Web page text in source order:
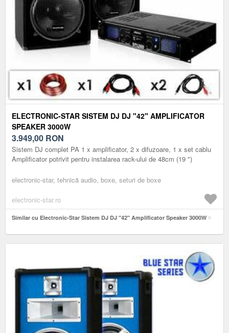
ELECTRONIC-STAR SISTEM DJ DJ "42" AMPLIFICATOR
SPEAKER 3000W
3.949,00 RON
Sistem DJ complet PA 1 x amplificator, 2 x difuzoare, 1 x set cablu
Amplificator potrivit pentru instalarea rack-ului de 48cm (19 ")
electronic-star, tehnică audio, boxe, seturi de boxe
electronic-star.ro
Similar cu Electronic-Star Sistem DJ DJ "42" Amplificator Speaker 3000W